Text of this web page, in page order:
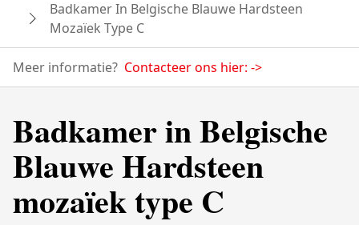
Badkamer In Belgische Blauwe Hardsteen
Mozaïek Type C
Meer informatie? Contacteer ons hier: ->
Badkamer in Belgische
Blauwe Hardsteen
mozaïek type C